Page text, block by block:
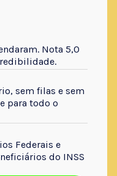
Nota 5,0
sem filas e sem
para todo o
Federais e
do INSS